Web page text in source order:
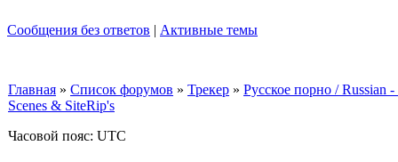
Сообщения без ответов | Активные темы
Главная » Список форумов » Трекер » Русское порно /
Scenes & SiteRip's
Часовой пояс: UTC